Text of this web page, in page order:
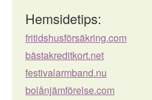
Hemsidetips:
fritidshusförsäkring.com
bästakreditkort.net
festivalarmband.nu
bolånjämförelse.com